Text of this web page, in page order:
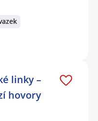
linky –
hovory